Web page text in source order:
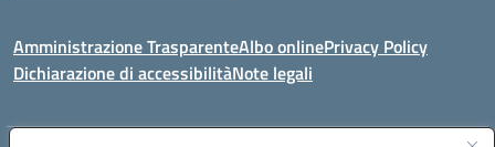
Amministrazione TrasparenteAlbo onlinePrivacy Policy
Dichiarazione di accessibilitàNote legali